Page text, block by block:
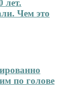
лет.
Чем это
по голове